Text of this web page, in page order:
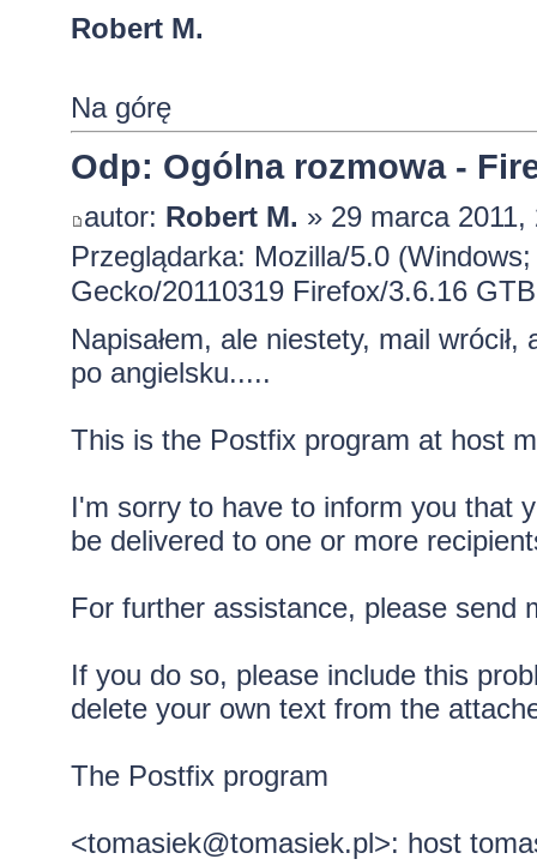
Robert M.
Na górę
Odp: Ogólna rozmowa -
autor: Robert M. » 29 marca 2011,
Przeglądarka: Mozilla/5.0
Gecko/20110319 Firefox/3.6.16
Napisałem, ale niestety, mail
po angielsku.....
This is the Postfix program at host
I'm sorry to have to inform you that
be delivered to one or more
For further assistance, please send
If you do so, please include this
delete your own text from the
The Postfix program
<tomasiek@tomasiek.pl>: host